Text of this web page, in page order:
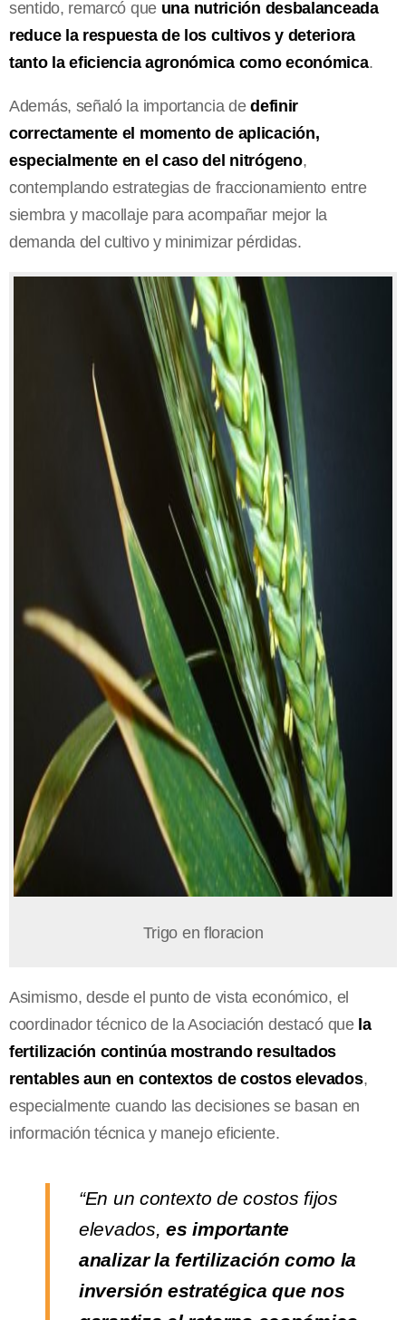
sentido, remarcó que una nutrición desbalanceada
reduce la respuesta de los cultivos y deteriora
tanto la eficiencia agronómica como económica.
Además, señaló la importancia dedefinir
correctamente el momento de aplicación,
especialmente en el caso del nitrógeno,
contemplando estrategias de fraccionamiento entre
siembra y macollaje para acompañar mejor la
demanda del cultivo y minimizar pérdidas.
Trigo en floracion
Asimismo, desde el punto de vista económico, el
coordinador técnico de la Asociación destacó que la
fertilización continúa mostrando resultados
rentables aun en contextos de costos elevados,
especialmente cuando las decisiones se basan en
información técnica y manejo eficiente.
“En un contexto de costos fijos
elevados, es importante
analizar la fertilización como la
inversión estratégica que nos